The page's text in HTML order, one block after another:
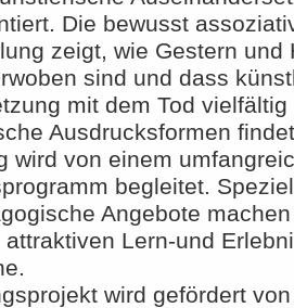
Die bewusst
zeigt, wie Gestern und
sind und dass
mit dem Tod
Ausdrucksformen
wird von einem
begleitet.
Angebote
Lern-und
wird gefördert